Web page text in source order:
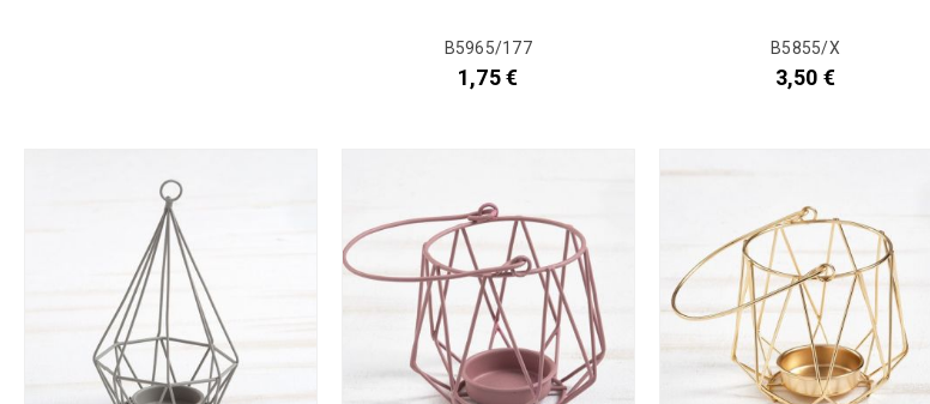
Β5965/177
1,75€
Β5855/Χ
3,50 €